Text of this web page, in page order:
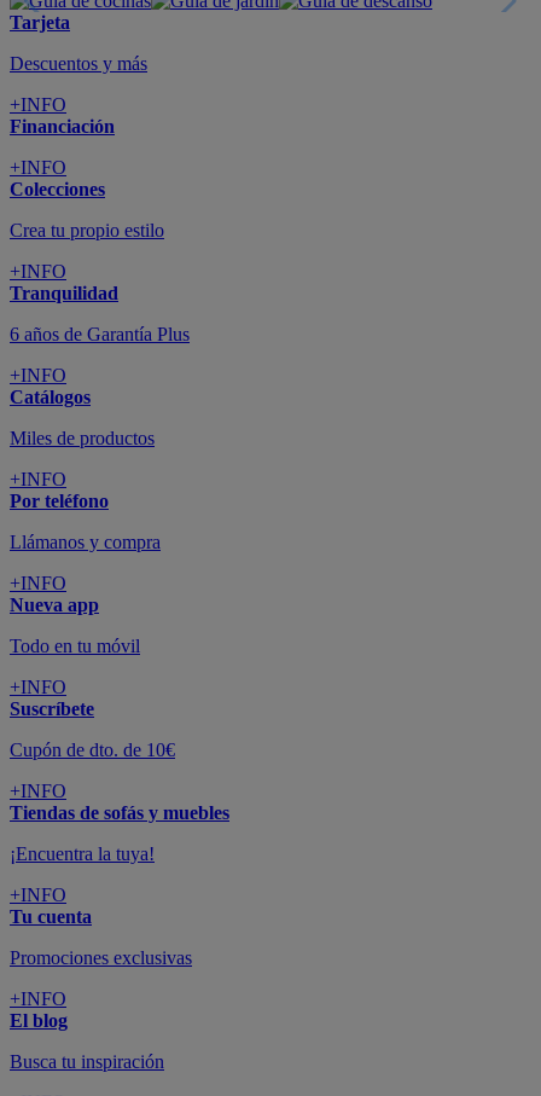
Tarjeta
Descuentos y más
+INFO
Financiación
+INFO
Colecciones
Crea tu propio estilo
+INFO
Tranquilidad
6 años de Garantía Plus
+INFO
Catálogos
Miles de productos
+INFO
Por teléfono
Llámanos y compra
+INFO
Nueva app
Todo en tu móvil
+INFO
Suscríbete
Cupón de dto. de 10€
+INFO
Tiendas de sofás y muebles
¡Encuentra la tuya!
+INFO
Tu cuenta
Promociones exclusivas
+INFO
El blog
Busca tu inspiración